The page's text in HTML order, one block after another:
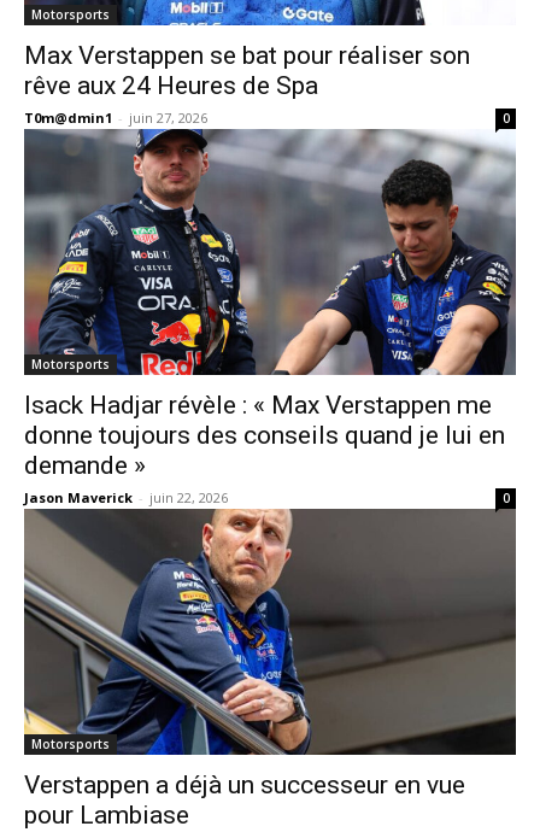
Motorsports
Max Verstappen se bat pour réaliser son
rêve aux 24 Heures de Spa
T0m@dmin1 - juin 27, 2026 0
Motorsports
Isack Hadjar révèle : « Max Verstappen me
donne toujours des conseils quand je lui en
demande »
Jason Maverick - juin 22, 2026 0
Motorsports
Verstappen a déjà un successeur en vue
pour Lambiase